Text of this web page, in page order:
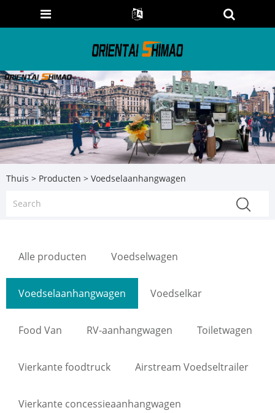
Thuis > Producten > Voedselaanhangwagen
Alle producten Voedselwagen
Voedselaanhangwagen Voedselkar
Food Van RV-aanhangwagen Toiletwagen
Vierkante foodtruck Airstream Voedseltrailer
Vierkante concessieaanhangwagen